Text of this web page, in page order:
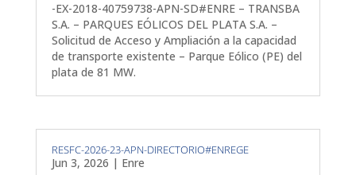
-EX-2018-40759738-APN-SD#ENRE – TRANSBA
S.A. – PARQUES EÓLICOS DEL PLATA S.A. –
Solicitud de Acceso y Ampliación a la capacidad
de transporte existente – Parque Eólico (PE) del
plata de 81 MW.
RESFC-2026-23-APN-DIRECTORIO#ENREGE
Jun 3, 2026 | Enre